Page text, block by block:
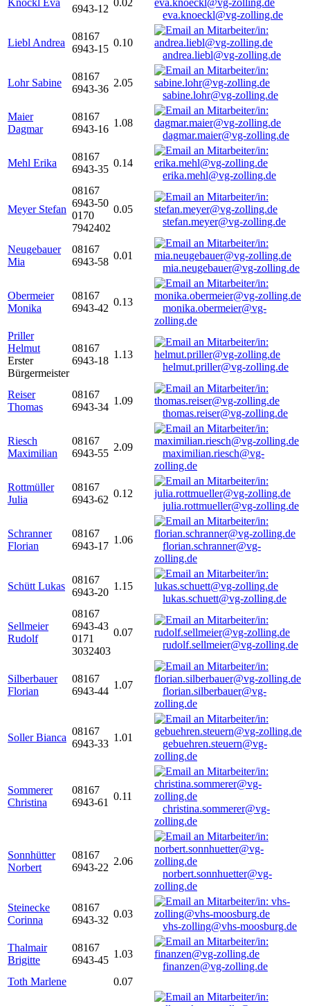
Knöckl Eva
6943-12
0.02
eva.knoeckl@vg-zolling.de
Liebl Andrea
08167
6943-15
0.10
andrea.liebl@vg-zolling.de
Lohr Sabine
08167
6943-36
2.05
sabine.lohr@vg-zolling.de
Maier
Dagmar
08167
6943-16
1.08
dagmar.maier@vg-zolling.de
Mehl Erika
08167
6943-35
0.14
erika.mehl@vg-zolling.de
Meyer Stefan
08167
6943-50
0170
7942402
0.05
stefan.meyer@vg-zolling.de
Neugebauer
Mia
08167
6943-58
0.01
mia.neugebauer@vg-zolling.de
Obermeier
Monika
08167
6943-42
0.13
monika.obermeier@vg-
zolling.de
Priller
Helmut
Erster
Bürgermeister
08167
6943-18
1.13
helmut.priller@vg-zolling.de
Reiser
Thomas
08167
6943-34
1.09
thomas.reiser@vg-zolling.de
Riesch
Maximilian
08167
6943-55
2.09
maximilian.riesch@vg-
zolling.de
Rottmüller
Julia
08167
6943-62
0.12
julia.rottmueller@vg-zolling.de
Schranner
Florian
08167
6943-17
1.06
florian.schranner@vg-
zolling.de
Schütt Lukas
08167
6943-20
1.15
lukas.schuett@vg-zolling.de
Sellmeier
Rudolf
08167
6943-43
0171
3032403
0.07
rudolf.sellmeier@vg-zolling.de
Silberbauer
Florian
08167
6943-44
1.07
florian.silberbauer@vg-
zolling.de
Soller Bianca
08167
6943-33
1.01
gebuehren.steuern@vg-
zolling.de
Sommerer
Christina
08167
6943-61
0.11
christina.sommerer@vg-
zolling.de
Sonnhütter
Norbert
08167
6943-22
2.06
norbert.sonnhuetter@vg-
zolling.de
Steinecke
Corinna
08167
6943-32
0.03
vhs-zolling@vhs-moosburg.de
Thalmair
Brigitte
08167
6943-45
1.03
finanzen@vg-zolling.de
Toth Marlene
0.07